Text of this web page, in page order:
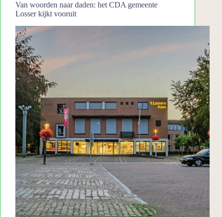
Van woorden naar daden: het CDA gemeente
Losser kijkt vooruit